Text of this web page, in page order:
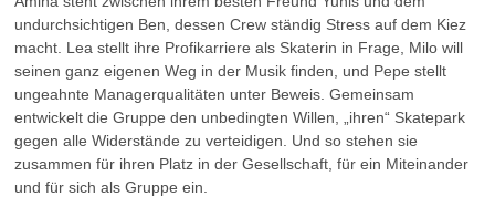
undurchsichtigen Ben, dessen Crew ständig Stress auf dem Kiez
macht. Lea stellt ihre Profikarriere als Skaterin in Frage, Milo will
seinen ganz eigenen Weg in der Musik finden, und Pepe stellt
ungeahnte Managerqualitäten unter Beweis. Gemeinsam
entwickelt die Gruppe den unbedingten Willen, „ihren“ Skatepark
gegen alle Widerstände zu verteidigen. Und so stehen sie
zusammen für ihren Platz in der Gesellschaft, für ein Miteinander
und für sich als Gruppe ein.